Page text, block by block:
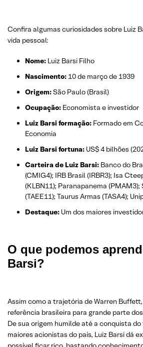
Confira algumas curiosidades sobre Luiz
vida pessoal:
Nome: Luiz Barsi Filho
Nascimento: 10 de março de 1939
Origem:São Paulo (Brasil)
Ocupação: Economista e investidor
Luiz Barsi formação: Formado em
Economia
Luiz Barsi fortuna: US$ 4 bilhões
Carteira de Luiz Barsi: Banco do
(CMIG4); IRB Brasil (IRBR3); Isa
(KLBN11); Paranapanema (PMAM3);
(TAEE11); Taurus Armas (TASA4);
Destaque: Um dos maiores
O que podemos
Barsi?
Assim como a trajetória de Warren Buffett,
referência brasileira para grande parte
De sua origem humilde até a conquista
maiores acionistas do país, Luiz Barsi dá